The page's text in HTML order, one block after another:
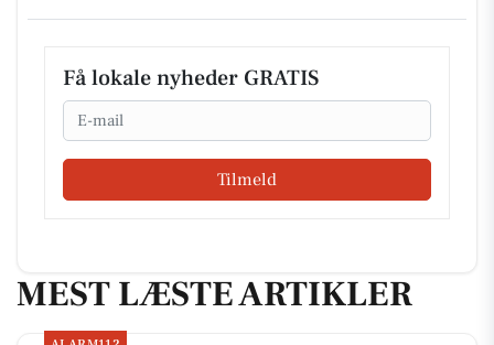
Få lokale nyheder GRATIS
Email
Tilmeld
MEST LÆSTE ARTIKLER